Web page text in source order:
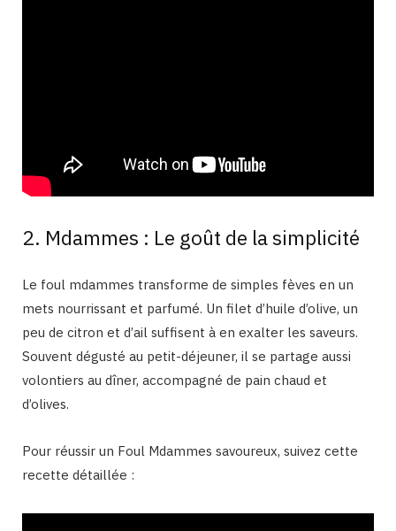
2. Mdammes : Le goût de la simplicité
Le foul mdammes transforme de simples fèves en un
mets nourrissant et parfumé. Un filet d’huile d’olive, un
peu de citron et d’ail suffisent à en exalter les saveurs.
Souvent dégusté au petit-déjeuner, il se partage aussi
volontiers au dîner, accompagné de pain chaud et
d’olives.
Pour réussir un Foul Mdammes savoureux, suivez cette
recette détaillée :